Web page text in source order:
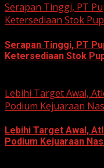
Serapan Tinggi, PT
Ketersediaan Stok
Serapan Tinggi, PT
Ketersediaan Stok
Lebihi Target Awal,
Podium Kejuaraan
Lebihi Target Awal,
Podium Kejuaraan